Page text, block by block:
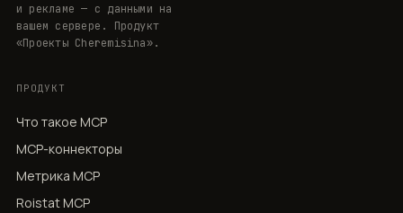
и рекламе — с данными на
вашем сервере. Продукт
«Проекты Cheremisina».
ПРОДУКТ
Что такое MCP
MCP-коннекторы
Метрика MCP
Roistat MCP